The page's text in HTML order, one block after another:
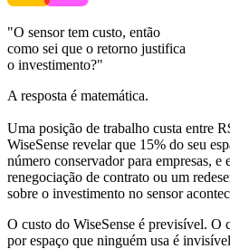
"O sensor tem custo, então
como sei que o retorno justifica
o investimento?"
A resposta é matemática.
Uma posição de trabalho custa entre
WiseSense revelar que 15% do seu
número conservador para empresas, e
renegociação de contrato ou um
sobre o investimento no sensor
O custo do WiseSense é previsível. O
por espaço que ninguém usa é